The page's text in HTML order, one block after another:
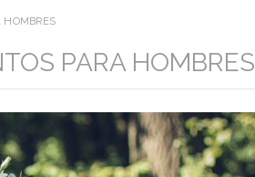
HOMBRES
PARA HOMBRES